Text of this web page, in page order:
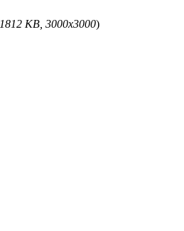
1812 KB, 3000x3000)